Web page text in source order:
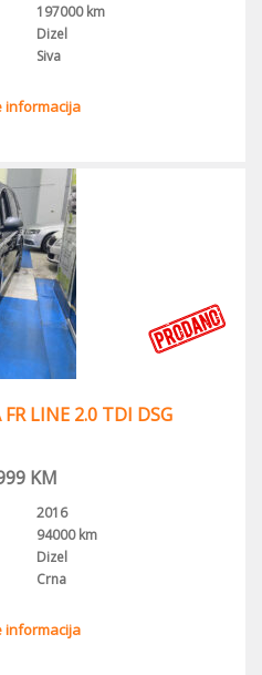
197000 km
Dizel
Siva
informacija
LINE 2.0 TDI DSG
KM
2016
94000 km
Dizel
Crna
informacija